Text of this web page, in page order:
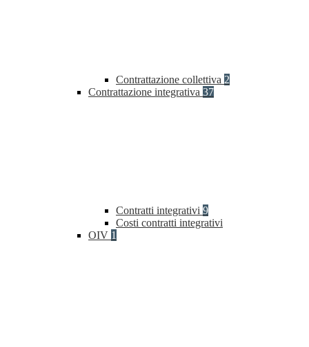
Contrattazione collettiva 2
Contrattazione integrativa 37
Contratti integrativi 9
Costi contratti integrativi
OIV 1